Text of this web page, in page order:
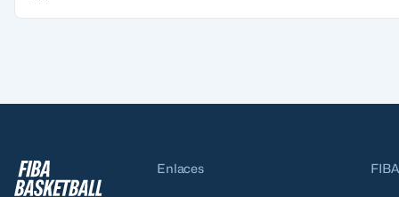
Enlaces